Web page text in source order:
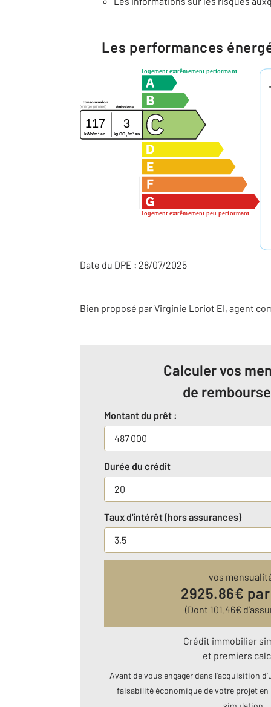
Les performances
logement extrêmement performant
logement extrêmement peu performant
consommation
émissions
(énergie primaire)
117 3
kWh/m 2 .an kg CO2/m2 .an
*
Date du DPE : 28/07/2025
Bien proposé parVirginie Loriot EI, agent
Calculer vos
de
Montant du prêt :
Durée du crédit
Taux d'intérêt (hors assurances)
vos
2925.86€
(Dont 101.46€
Crédit immobilier
et premiers
Avant de vous engager dans l’acquisition
faisabilité économique de votre projet